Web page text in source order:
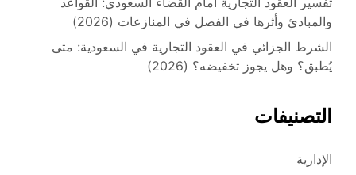
والمبادئ وأثرها في الفصل في المنازعات (2026)
الشرط الجزائي في العقود التجارية في السعودية: متى
يُطبق؟ وهل يجوز تخفيضه؟ (2026)
التصنيفات
الإدارية